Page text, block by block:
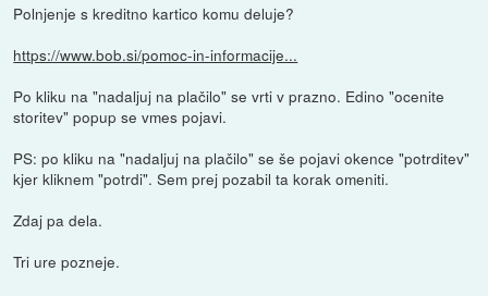
Polnjenje s kreditno kartico komu deluje?
https://www.bob.si/pomoc-in-informacije...
Po kliku na "nadaljuj na plačilo" se vrti v prazno. Edino "ocenite
storitev" popup se vmes pojavi.
PS: po kliku na "nadaljuj na plačilo" se še pojavi okence "potrditev"
kjer kliknem "potrdi". Sem prej pozabil ta korak omeniti.
Zdaj pa dela.
Tri ure pozneje.